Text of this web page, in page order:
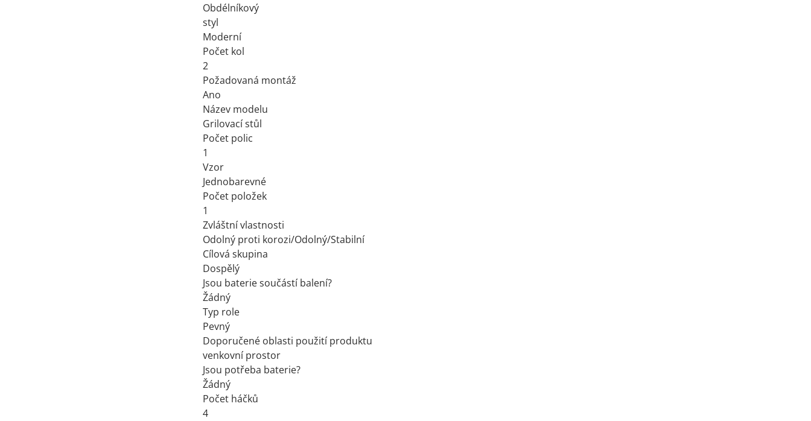
Obdélníkový
styl
Moderní
Počet kol
2
Požadovaná montáž
Ano
Název modelu
Grilovací stůl
Počet polic
1
Vzor
Jednobarevné
Počet položek
1
Zvláštní vlastnosti
Odolný proti korozi/Odolný/Stabilní
Cílová skupina
Dospělý
Jsou baterie součástí balení?
Žádný
Typ role
Pevný
Doporučené oblasti použití produktu
venkovní prostor
Jsou potřeba baterie?
Žádný
Počet háčků
4